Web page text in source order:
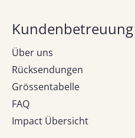
Kundenbetreuung
Über uns
Rücksendungen
Grössentabelle
FAQ
Impact Übersicht